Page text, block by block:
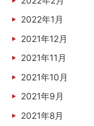
2022年1月
2021年12月
2021年11月
2021年10月
2021年9月
2021年8月